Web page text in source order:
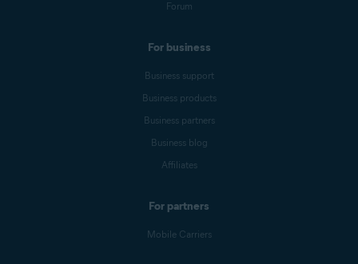
Forum
For business
Business support
Business products
Business partners
Business blog
Affiliates
For partners
Mobile Carriers